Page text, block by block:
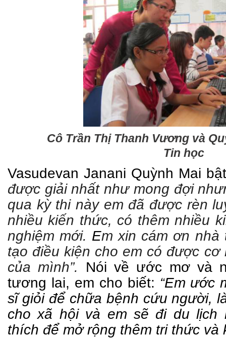
Cô Trần Thị Thanh Vương và
Tin học
Vasudevan Janani Quỳnh Mai
được giải nhất như mong đợi
qua kỳ thi này em đã được rèn
nhiều kiến thức, có thêm nhiều
nghiệm mới. Em xin cám ơn nhà
tạo điều kiện cho em có được
của mình”. Nói về ước mơ và
tương lai, em cho biết: “Em ước
sĩ giỏi để chữa bệnh cứu người,
cho xã hội và em sẽ đi du lịch
thích để mở rộng thêm tri thức và